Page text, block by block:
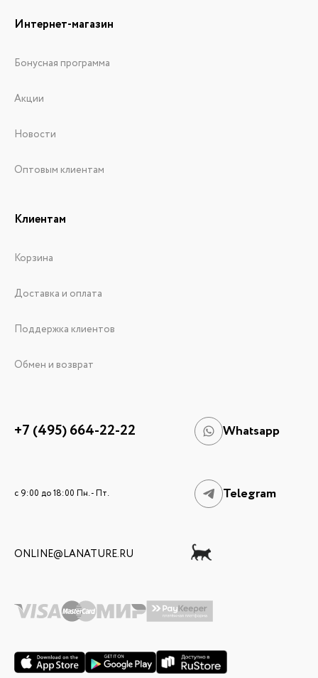
Интернет-магазин
Бонусная программа
Акции
Новости
Оптовым клиентам
Клиентам
Корзина
Доставка и оплата
Поддержка клиентов
Обмен и возврат
+7 (495) 664-22-22 Whatsapp
c 9:00 до 18:00 Пн. - Пт. Telegram
ONLINE@LANATURE.RU